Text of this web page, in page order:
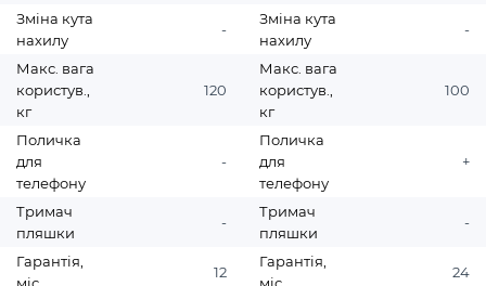
Зміна кута
нахилу
-
Макс. вага
користув.,
кг
120
Поличка
для
телефону
-
Тримач
пляшки
-
Гарантія,
12
Зміна кута
нахилу
-
Макс. вага
користув.,
кг
100
Поличка
для
телефону
+
Тримач
пляшки
-
Гарантія,
24